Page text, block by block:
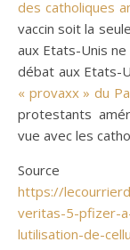
des catholiques
vaccin soit la
aux Etats-Unis ne
débat aux Etats-
« provaxx » du
protestants
vue avec les
https://
veritas-5-pfizer-
lutilisation-de-